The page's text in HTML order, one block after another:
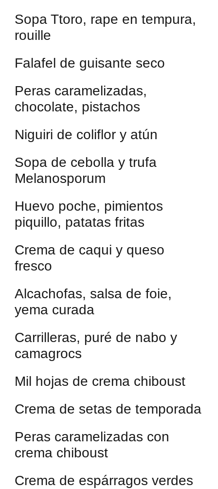
Sopa Ttoro, rape en tempura,
rouille
Falafel de guisante seco
Peras caramelizadas,
chocolate, pistachos
Niguiri de coliflor y atún
Sopa de cebolla y trufa
Melanosporum
Huevo poche, pimientos
piquillo, patatas fritas
Crema de caqui y queso
fresco
Alcachofas, salsa de foie,
yema curada
Carrilleras, puré de nabo y
camagrocs
Mil hojas de crema chiboust
Crema de setas de temporada
Peras caramelizadas con
crema chiboust
Crema de espárragos verdes